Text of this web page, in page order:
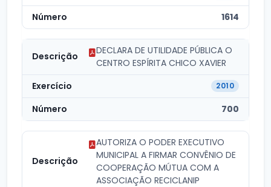
1614
DECLARA DE UTILIDADE PÚBLICA O
CENTRO ESPÍRITA CHICO XAVIER
2010
700
AUTORIZA O PODER EXECUTIVO
MUNICIPAL A FIRMAR CONVÊNIO DE
COOPERAÇÃO MÚTUA COM A
ASSOCIAÇÃO RECICLANIP